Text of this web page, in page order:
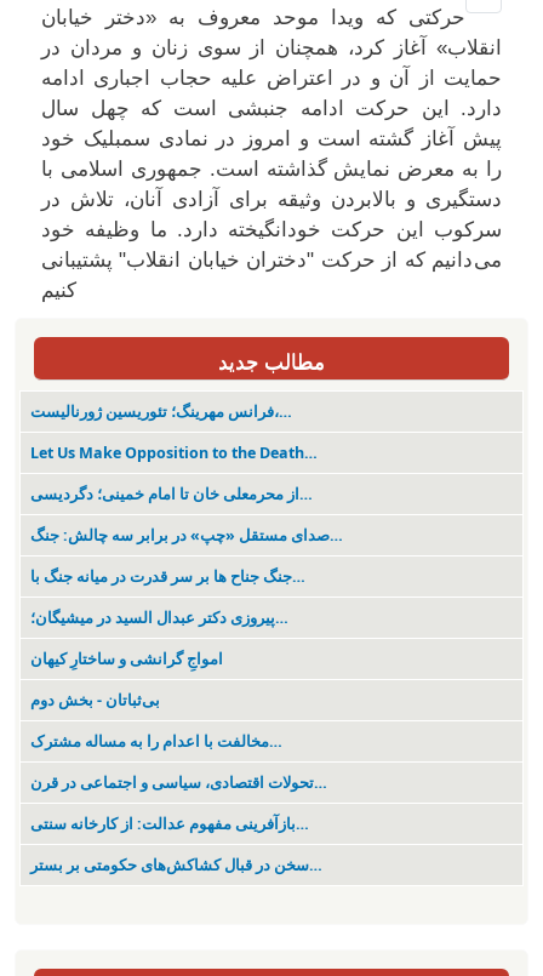
حرکتی که ویدا موحد معروف به «دختر خیابان
انقلاب» آغاز کرد، همچنان از سوی زنان و مردان در
حمایت از آن و در اعتراض علیه حجاب اجباری ادامه
دارد. این حرکت ادامه جنبشی است که چهل سال
پیش آغاز گشته است و امروز در نمادی سمبلیک خود
را به معرض نمایش گذاشته است. جمهوری اسلامی با
دستگیری و بالابردن وثیقه برای آزادی آنان، تلاش در
سرکوب این حرکت خودانگیخته دارد. ما وظیفه خود
می دانیم که از حرکت "دختران خیابان انقلاب" پشتیبانی
کنیم
مطالب جدید
فرانس مهرینگ؛ تئوریسین ژورنالیست،…
Let Us Make Opposition to the Death…
از محرمعلی خان تا امام خمینی؛ دگردیسی…
صدای مستقل «چپ» در برابر سه چالش: جنگ…
جنگ جناح ها بر سر قدرت در میانە جنگ با…
پیروزی دکتر عبدال السید در میشیگان؛…
‌امواجِ گرانشی و ساختارِ کیهان
بی‌ثباتان - بخش دوم
مخالفت با اعدام را به مساله مشترک…
تحولات اقتصادی، سیاسی و اجتماعی در قرن…
بازآفرینی مفهوم عدالت: از کارخانه سنتی…
سخن در قبال کشاکش‌های حکومتی بر بستر…